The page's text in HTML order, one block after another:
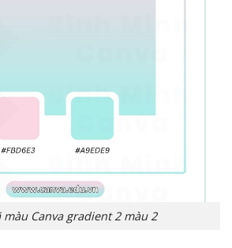
màu Canva gradient 2 màu 2